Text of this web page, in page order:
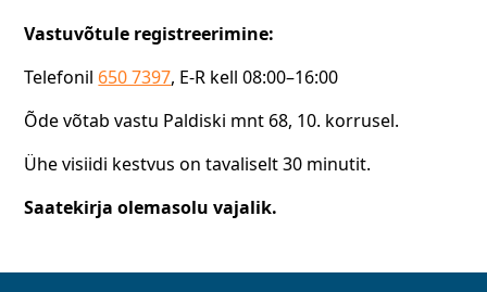
Vastuvõtule registreerimine:
Telefonil 650 7397, E-R kell 08:00–16:00
Õde võtab vastu Paldiski mnt 68, 10. korrusel.
Ühe visiidi kestvus on tavaliselt 30 minutit.
Saatekirja olemasolu vajalik.